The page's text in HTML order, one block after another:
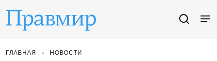
ГЛАВНАЯ НОВОСТИ